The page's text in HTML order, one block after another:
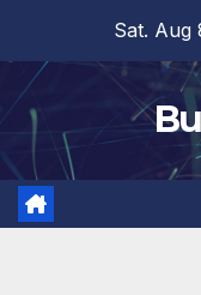
content
Sat. Aug